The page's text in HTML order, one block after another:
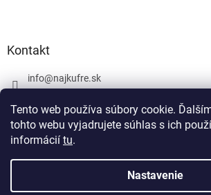
Tento web používa súbory cookie.
tohto webu vyjadrujete súhlas s ich
informácií tu.
Nastavenie
Kontakt
info@najkufre.sk
Facebook
Vytvoril Shoptet